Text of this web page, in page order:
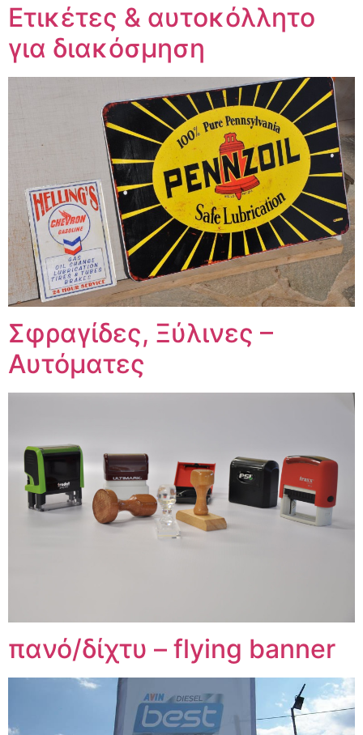
Ετικέτες & αυτοκόλλητο
για διακόσμηση
Σφραγίδες, Ξύλινες –
Αυτόματες
πανό/δίχτυ – flying banner